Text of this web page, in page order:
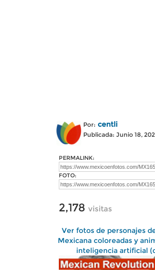
Por: centli
Publicada: Junio 18,
PERMALINK:
FOTO:
2,178 visitas
Ver fotos de personajes
Mexicana coloreadas y
inteligencia artificial